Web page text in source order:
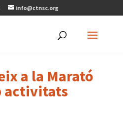
info@ctnsc.org
a la Marató
activitats